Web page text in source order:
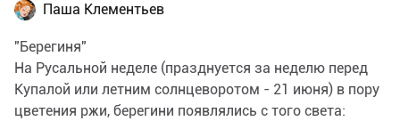
Паша Клементьев
"Берегиня"
На Русальной неделе (празднуется за неделю перед
Купалой или летним солнцеворотом - 21 июня) в пору
цветения ржи, берегини появлялись с того света: